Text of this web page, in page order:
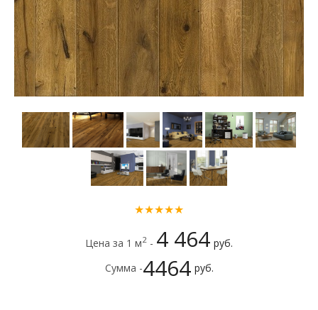
★★★★★
Цена за 1 м2 - 4 464 руб.
Сумма -4464 руб.